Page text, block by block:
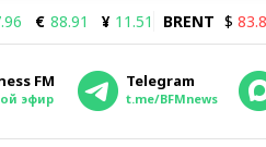
€ 88.91 ¥ 11.51 BRENT $
FM
эфир
Telegram
t.me/BFMnews